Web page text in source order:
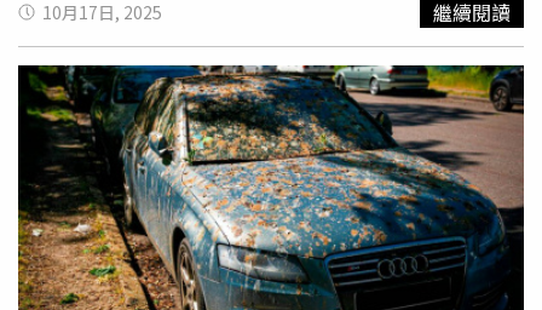
究團隊，也有台灣醫學系高材生加入。「台灣10萬元新台幣
一個項目，深圳是10萬人民幣（約43萬新台幣）的投入力
度，是四倍以上。」盧政群透露，已有八家台灣醫療器材商
進駐光明城。台灣網紅「館長」陳之漢今年八月遊深圳，他
在直播中大啖的脆皮烤乳鴿，就是從光明城直送。訪客遊完
深圳科技館，可步行十分鐘到「光明招待所」，品嘗在地美
食三標配「烤乳鴿、初牛乳及水果玉米」。在地人推薦，如
時間寬裕，訪客可到光明城的「虹橋公園」，走上綠林中
「最美紅飄帶」紅色橋廊的絕美景點打卡，全程4公里步行
約1小時多。被喻為｢中國矽谷｣的深圳，為創業青年打造豐
「公私協力認養候車亭計畫」，邀請企業共同參與城市美學
建設，將傳統候車亭轉化為城市藝術的新地標，參與單位還
包括台畜企業、中華郵政、波蜜飲料等。最新啟用的德安路
口站，以「愛馬仕橘」為主色系、搭配立體球燈造型，柔和
光影與立體造型設計，橘色燈體在夜晚閃耀溫潤光芒，不僅
為通勤民眾帶來明亮與安全感，為新橫濱社區注入一抹活力
與溫暖。其餘人氣公車站還有和平橋頭站，由台畜企業認
養，以經典美式熱狗舖造型亮相，紅白燈箱與霓虹線條勾勒
出懷舊餐車氛圍。台畜特別融入基隆小吃「吉古拉」意象，
讓候車亭成為遊客與城市連結的溫暖入口。基隆火車站南站
10月17日, 2025 繼續閱讀